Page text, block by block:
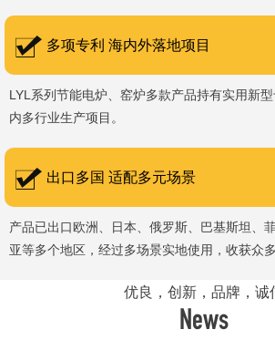
多项专利 海内外落地项目
LYL系列节能电炉、窑炉多款产品持有实用新
内多行业生产项目。
出口多国 适配多元场景
产品已出口欧洲、日本、俄罗斯、巴基斯坦、
亚等多个地区，经过多场景实地使用，收获众
优良，创新，品牌，诚
News